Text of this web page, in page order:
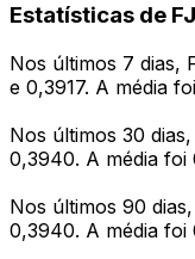
Estatísticas de
Nos últimos 7 dias,
e 0,3917. A média
Nos últimos 30
0,3940. A média foi
Nos últimos 90
0,3940. A média foi